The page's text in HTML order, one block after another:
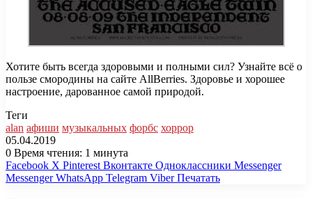
Хотите быть всегда здоровыми и полными сил? Узнайте всё о
пользе смородины на сайте AllBerries. Здоровье и хорошее
настроение, дарованное самой природой.
Теги
alan афиши музыкальных форбс хоррор
05.04.2019
0 Время чтения: 1 минута
Facebook X Pinterest Вконтакте Одноклассники Messenger
Messenger WhatsApp Telegram Viber Печатать